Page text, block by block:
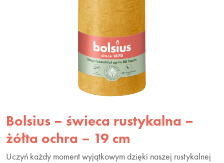
Bolsius – świeca rustykalna –
żółta ochra – 19 cm
Uczyń każdy moment wyjątkowym dzięki naszej rustykalnej